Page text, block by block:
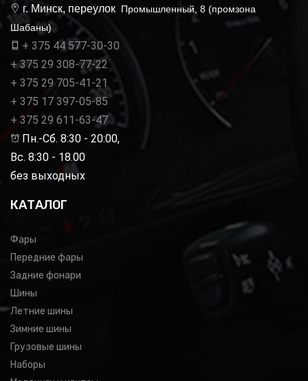
г. Минск, переулок Промышленный, 8 (промзона
Шабаны)
+ 375 44 577-30-30
+ 375 29 308-77-22
+ 375 29 705-41-21
+ 375 17 397-05-85
+ 375 29 611-63-47
Пн.-Сб. 8:30 - 20:00,
Вс. 8:30 - 18.00
без выходных
КАТАЛОГ
Фары
Передние фары
Задние фонари
Шины
Летние шины
Зимние шины
Грузовые шины
Наборы